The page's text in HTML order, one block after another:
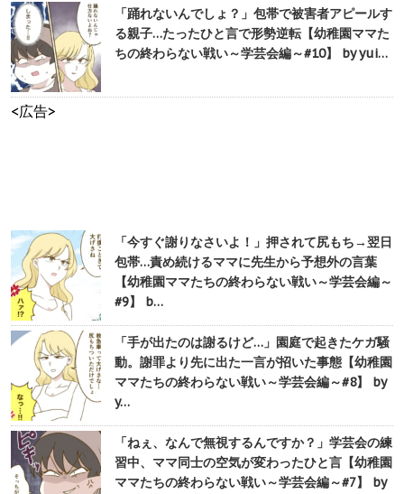
「踊れないんでしょ？」包帯で被害者アピールす
る親子…たったひと言で形勢逆転【幼稚園ママた
ちの終わらない戦い～学芸会編～#10】 by yui…
<広告>
「今すぐ謝りなさいよ！」押されて尻もち→翌日
包帯…責め続けるママに先生から予想外の言葉
【幼稚園ママたちの終わらない戦い～学芸会編～
#9】 b…
「手が出たのは謝るけど…」園庭で起きたケガ騒
動。謝罪より先に出た一言が招いた事態【幼稚園
ママたちの終わらない戦い～学芸会編～#8】 by
y…
「ねぇ、なんで無視するんですか？」学芸会の練
習中、ママ同士の空気が変わったひと言【幼稚園
ママたちの終わらない戦い～学芸会編～#7】 by